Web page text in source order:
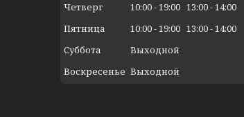
Четверг
10:00 19:00 13:00 14:00
Пятница
10:00 19:00 13:00 14:00
Суббота
Выходной
Воскресенье Выходной